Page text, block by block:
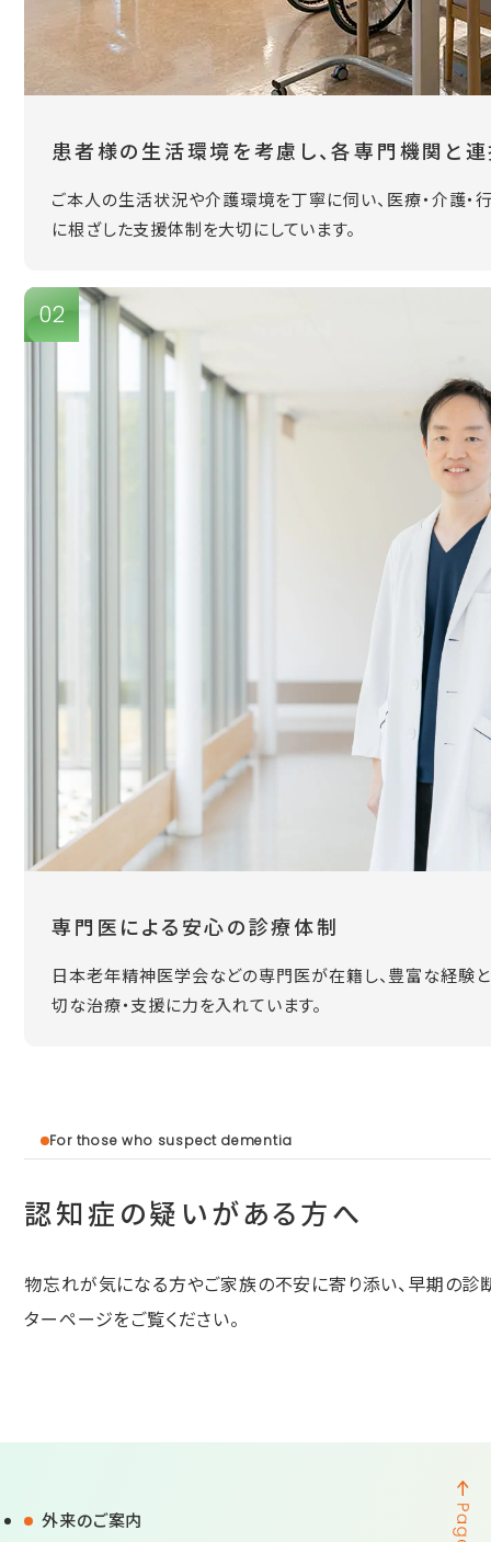
患者様の生活環境を考慮し、各専門機関と
ご本人の生活状況や介護環境を丁寧に伺い、医療・介護
に根ざした支援体制を大切にしています。
02
専門医による安心の診療体制
日本老年精神医学会などの専門医が在籍し、豊富な経験
切な治療・支援に力を入れています。
For those who suspect dementia
認知症の疑いがある方へ
物忘れが気になる方やご家族の不安に寄り添い、早期の
ターページをご覧ください。
外来のご案内